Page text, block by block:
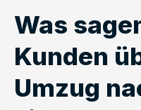
Was
Kunden
Umzug